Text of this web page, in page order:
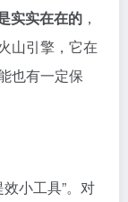
实实在在的 ，
山引擎，它在
也有一定保
小工具”。对